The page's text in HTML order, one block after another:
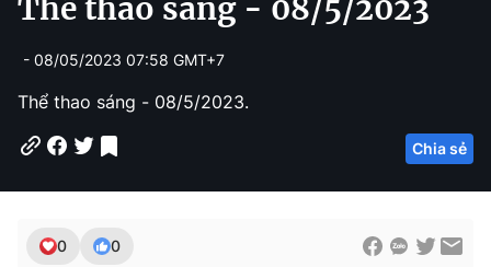
Thể thao sáng - 08/5/2023
- 08/05/2023 07:58 GMT+7
Thể thao sáng - 08/5/2023.
Chia sẻ
0 0